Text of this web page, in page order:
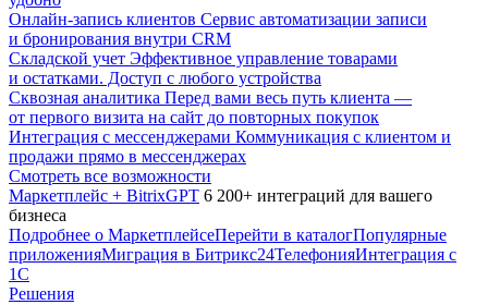
Онлайн-запись клиентов Сервис автоматизации записи
и бронирования внутри CRM
Складской учет Эффективное управление товарами
и остатками. Доступ с любого устройства
Сквозная аналитика Перед вами весь путь клиента —
от первого визита на сайт до повторных покупок
Интеграция с мессенджерами Коммуникация с клиентом и
продажи прямо в мессенджерах
Смотреть все возможности
Маркетплейс + BitrixGPT 6 200+ интеграций для вашего
бизнеса
Подробнее о МаркетплейсеПерейти в каталогПопулярные
приложенияМиграция в Битрикс24ТелефонияИнтеграция с
1С
Решения